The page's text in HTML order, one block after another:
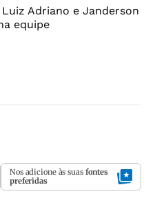
Adriano e Janderson
equipe
Nos adicione às suas fontes
preferidas